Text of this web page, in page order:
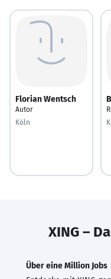
Florian Wentsch
Autor
Köln
XING –
Über eine Million Jobs